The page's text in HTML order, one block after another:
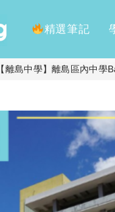
精選筆記
【離島中學】離島區內中學